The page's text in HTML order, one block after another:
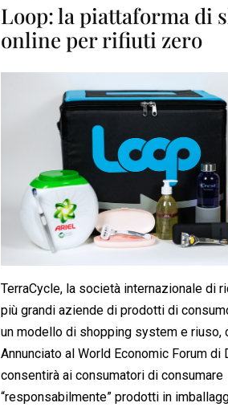
Loop: la piattaforma di
online per rifiuti zero
TerraCycle, la società internazionale di
più grandi aziende di prodotti di
un modello di shopping system e riuso,
Annunciato al World Economic Forum di
consentirà ai consumatori di consumare
“responsabilmente” prodotti in